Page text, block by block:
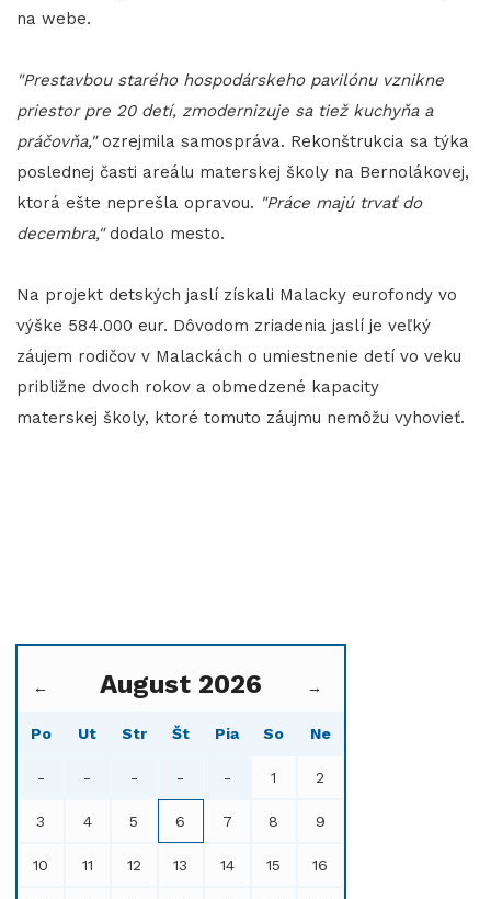
na webe.
"Prestavbou starého hospodárskeho pavilónu vznikne
priestor pre 20 detí, zmodernizuje sa tiež kuchyňa a
práčovňa,"ozrejmila samospráva. Rekonštrukcia sa týka
poslednej časti areálu materskej školy na Bernolákovej,
ktorá ešte neprešla opravou. "Práce majú trvať do
decembra,"dodalo mesto.
Na projekt detských jaslí získali Malacky eurofondy vo
výške 584.000 eur. Dôvodom zriadenia jaslí je veľký
záujem rodičov v Malackách o umiestnenie detí vo veku
približne dvoch rokov a obmedzené kapacity
materskej školy, ktoré tomuto záujmu nemôžu vyhovieť.
← August 2026 →
Po Ut Str Št Pia So Ne
- - - - - 1 2
3 4 5 6 7 8 9
10 11 12 13 14 15 16